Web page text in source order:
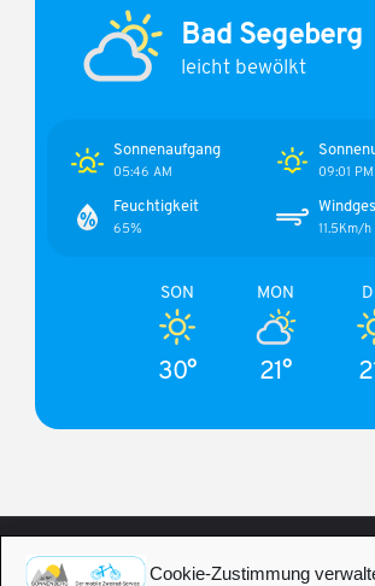
Cookie-Zustimmung
Bad Segeberg
leicht bewölkt
Sonnenaufgang
05:46 AM 09:01 PM
Feuchtigkeit
65% 11.5Km/h
SON
30°
MON
21°